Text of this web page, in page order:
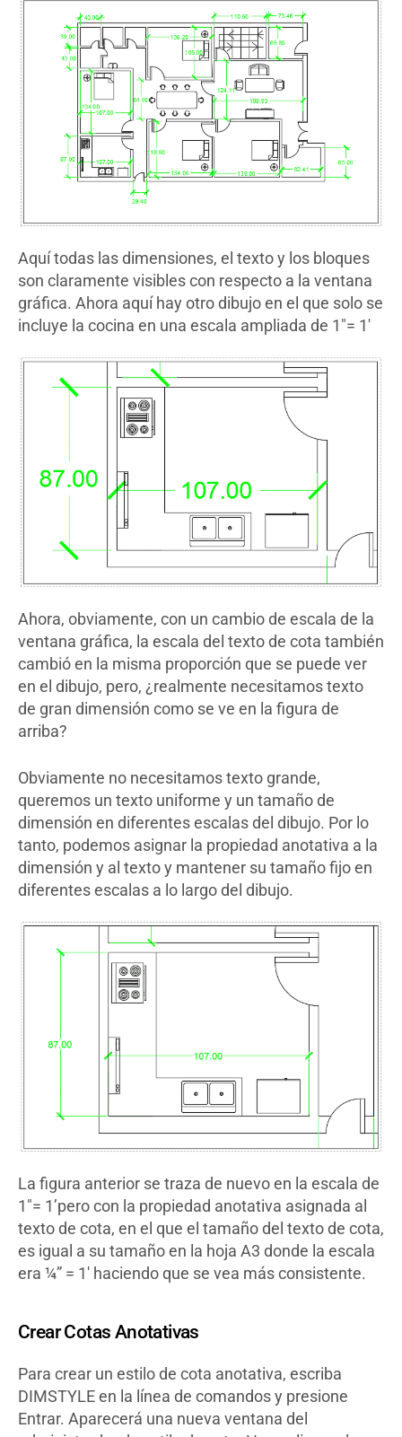
Aquí todas las dimensiones, el texto y los bloques
son claramente visibles con respecto a la ventana
gráfica. Ahora aquí hay otro dibujo en el que solo se
incluye la cocina en una escala ampliada de 1″= 1′
Ahora, obviamente, con un cambio de escala de la
ventana gráfica, la escala del texto de cota también
cambió en la misma proporción que se puede ver
en el dibujo, pero, ¿realmente necesitamos texto
de gran dimensión como se ve en la figura de
arriba?
Obviamente no necesitamos texto grande,
queremos un texto uniforme y un tamaño de
dimensión en diferentes escalas del dibujo. Por lo
tanto, podemos asignar la propiedad anotativa a la
dimensión y al texto y mantener su tamaño fijo en
diferentes escalas a lo largo del dibujo.
La figura anterior se traza de nuevo en la escala de
1″= 1’pero con la propiedad anotativa asignada al
texto de cota, en el que el tamaño del texto de cota,
es igual a su tamaño en la hoja A3 donde la escala
era ¼” = 1′ haciendo que se vea más consistente.
Crear Cotas Anotativas
Para crear un estilo de cota anotativa, escriba
DIMSTYLE en la línea de comandos y presione
Entrar. Aparecerá una nueva ventana del